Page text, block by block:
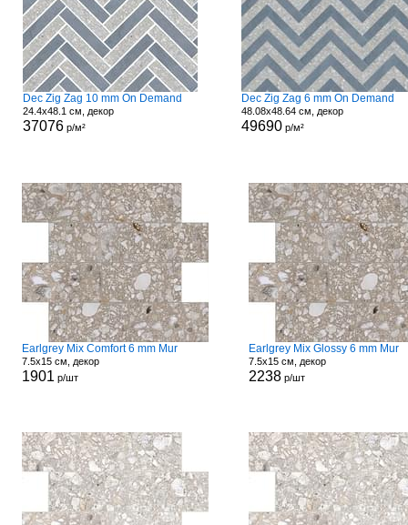
Dec Zig Zag 10 mm On Demand
24.4x48.1 см, декор
37076 р/м²
Dec Zig Zag 6 mm On Demand
48.08x48.64 см, декор
49690р/м²
Earlgrey Mix Comfort 6 mm Mur
7.5x15 см, декор
1901 р/шт
Earlgrey Mix Glossy 6 mm Mur
7.5x15 см, декор
2238р/шт